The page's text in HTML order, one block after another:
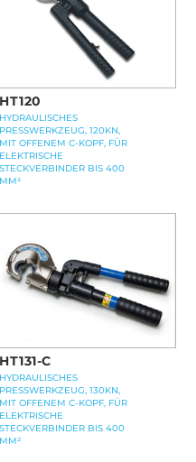
HT120
HYDRAULISCHES
PRESSWERKZEUG, 120KN,
MIT OFFENEM C-KOPF, FÜR
ELEKTRISCHE
STECKVERBINDER BIS 400
MM²
HT131-C
HYDRAULISCHES
PRESSWERKZEUG, 130KN,
MIT OFFENEM C-KOPF, FÜR
ELEKTRISCHE
STECKVERBINDER BIS 400
MM²